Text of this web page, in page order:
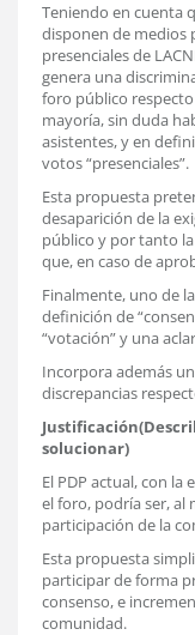
Teniendo en cuenta
disponen de medios
presenciales de
genera una
foro público
mayoría, sin duda
asistentes, y en
votos “presenciales”.
Esta propuesta
desaparición de la
público y por tanto
que, en caso de
Finalmente, uno de
definición de
“votación” y una
Incorpora además
discrepancias
solucionar)
El PDP actual, con la
el foro, podría ser, al
participación de la
Esta propuesta
participar de forma
consenso, e
comunidad.